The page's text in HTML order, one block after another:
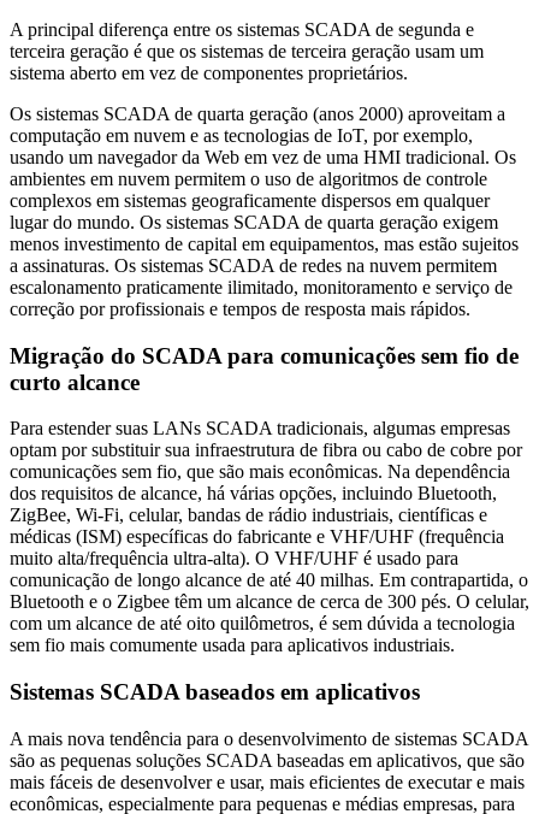
A principal diferença entre os sistemas SCADA de segunda e
terceira geração é que os sistemas de terceira geração usam um
sistema aberto em vez de componentes proprietários.
Os sistemas SCADA de quarta geração (anos 2000) aproveitam a
computação em nuvem e as tecnologias de IoT, por exemplo,
usando um navegador da Web em vez de uma HMI tradicional. Os
ambientes em nuvem permitem o uso de algoritmos de controle
complexos em sistemas geograficamente dispersos em qualquer
lugar do mundo. Os sistemas SCADA de quarta geração exigem
menos investimento de capital em equipamentos, mas estão sujeitos
a assinaturas. Os sistemas SCADA de redes na nuvem permitem
escalonamento praticamente ilimitado, monitoramento e serviço de
correção por profissionais e tempos de resposta mais rápidos.
Migração do SCADA para comunicações sem fio de
curto alcance
Para estender suas LANs SCADA tradicionais, algumas empresas
optam por substituir sua infraestrutura de fibra ou cabo de cobre por
comunicações sem fio, que são mais econômicas. Na dependência
dos requisitos de alcance, há várias opções, incluindo Bluetooth,
ZigBee, Wi-Fi, celular, bandas de rádio industriais, científicas e
médicas (ISM) específicas do fabricante e VHF/UHF (frequência
muito alta/frequência ultra-alta). O VHF/UHF é usado para
comunicação de longo alcance de até 40 milhas. Em contrapartida, o
Bluetooth e o Zigbee têm um alcance de cerca de 300 pés. O celular,
com um alcance de até oito quilômetros, é sem dúvida a tecnologia
sem fio mais comumente usada para aplicativos industriais.
Sistemas SCADA baseados em aplicativos
A mais nova tendência para o desenvolvimento de sistemas SCADA
são as pequenas soluções SCADA baseadas em aplicativos, que são
mais fáceis de desenvolver e usar, mais eficientes de executar e mais
econômicas, especialmente para pequenas e médias empresas, para